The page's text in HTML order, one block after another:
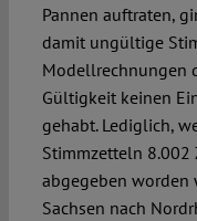
Pannen auftraten,
damit ungültige
Modellrechnungen
Gültigkeit keinen
gehabt. Lediglich,
Stimmzetteln 8.002
abgegeben worden
Sachsen nach